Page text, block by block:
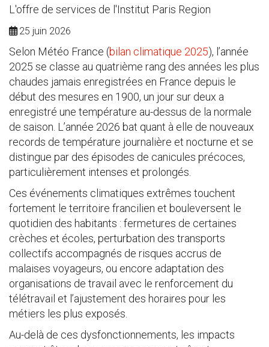
L'offre de services de l'Institut Paris Region
25 juin 2026
Selon Météo France (bilan climatique 2025), l’année
2025 se classe au quatrième rang des années les plus
chaudes jamais enregistrées en France depuis le
début des mesures en 1900, un jour sur deux a
enregistré une température au-dessus de la normale
de saison. L’année 2026 bat quant à elle de nouveaux
records de température journalière et nocturne et se
distingue par des épisodes de canicules précoces,
particulièrement intenses et prolongés.
Ces événements climatiques extrêmes touchent
fortement le territoire francilien et bouleversent le
quotidien des habitants : fermetures de certaines
crèches et écoles, perturbation des transports
collectifs accompagnés de risques accrus de
malaises voyageurs, ou encore adaptation des
organisations de travail avec le renforcement du
télétravail et l’ajustement des horaires pour les
métiers les plus exposés.
Au-delà de ces dysfonctionnements, les impacts